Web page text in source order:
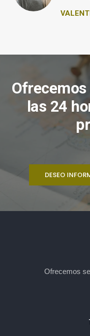
las 24
DESEO
Ofrecemos